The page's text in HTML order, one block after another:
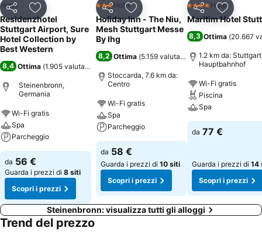
CondividiAggiungi ai preferiti
Hotel
Residenzhotel
Stuttgart Airport, Sure
Hotel Collection by
Best Western
8,4 Ottima (1.905 valutazioni
Steinenbronn,
Germania
Wi-Fi gratis
Spa
Parcheggio
da 56 €
Guarda i prezzi di 8 siti
Scopri i prezzi
CondividiAggiungi ai preferiti
3 StelleHotel
Holiday Inn - The Niu,
Mesh Stuttgart Messe
By Ihg
8,2 Ottima (5.159 valutazioni
Stoccarda, 7.6 km da:
Centro
Wi-Fi gratis
Spa
Parcheggio
da 58 €
Guarda i prezzi di 10 siti
Scopri i prezzi
Condividi
4 StelleHotel
Maritim Hotel
8,3 Ottima (20.667
1.2 km da: Stuttgart
Hauptbahnhof
Wi-Fi gratis
Piscina
Spa
da 77 €
Guarda i prezzi di 14
Scopri i prezzi
Steinenbronn: visualizza tutti gli alloggi
Trend del prezzo